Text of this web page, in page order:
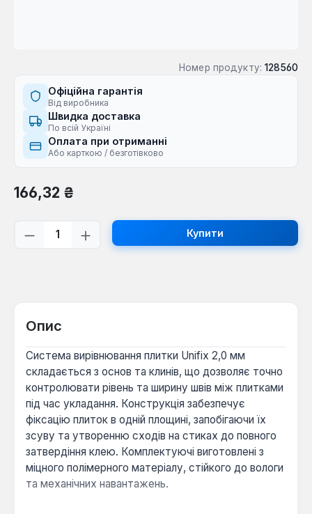
Номер продукту: 128560
Офіційна гарантія
Від виробника
Швидка доставка
По всій Україні
Оплата при отриманні
Або карткою / безготівково
Звичайна ціна:
166,32 ₴
Кількість товару: Введіть потрібну
Купити
Опис
Система вирівнювання плитки Unifix 2,0 мм
складається з основ та клинів, що дозволяє точно
контролювати рівень та ширину швів між плитками
під час укладання. Конструкція забезпечує
фіксацію плиток в одній площині, запобігаючи їх
зсуву та утворенню сходів на стиках до повного
затвердіння клею. Комплектуючі виготовлені з
міцного полімерного матеріалу, стійкого до вологи
та механічних навантажень.